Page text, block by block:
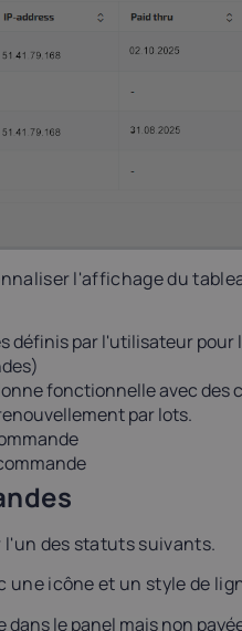
l'affichage du
définis par l'utilisateur
fonctionnelle avec
par lots.
l'un des statuts suivants.
icône et un style de
dans le panel mais non